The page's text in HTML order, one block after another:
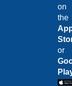
on
the
or